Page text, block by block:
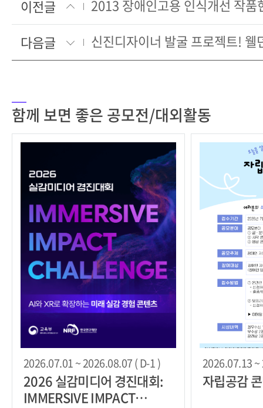
이전글
2013 장애인고용 인식개선 작품
다음글
함께 보면 좋은 공모전/대외활동
2026.07.01 ~ 2026.08.07 ( D-1 )
2026 실감미디어 경진대회:
IMMERSIVE IMPACT
2026.07.13 ~
자립공감